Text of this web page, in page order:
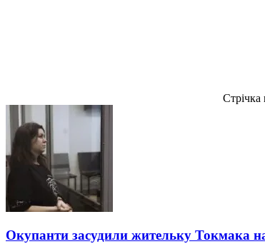
Стрічка
Окупанти засудили жительку Токмака